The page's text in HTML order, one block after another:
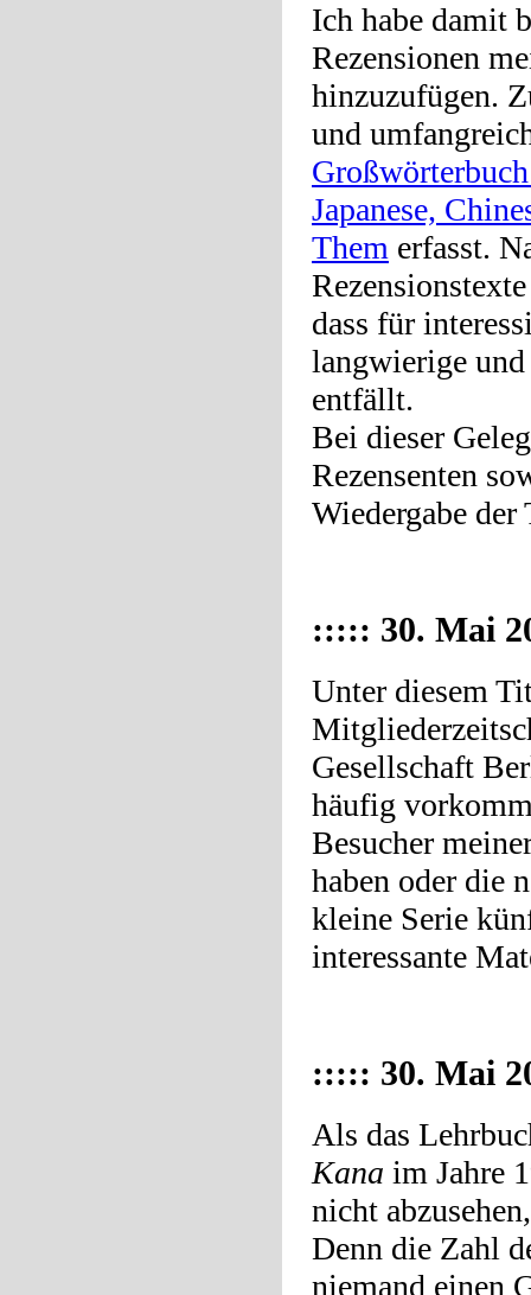
Ich habe damit
Rezensionen
hinzuzufügen.
und
Japanese,
Them erfasst.
dass für
langwierige
entfällt.
Bei dieser
Rezensenten
Wiedergabe der
::::: 30. Mai
Unter diesem
Gesellschaft
häufig
Besucher
haben oder die
kleine Serie
interessante
::::: 30. Mai
Als das
Kana im Jahre
nicht
Denn die Zahl
niemand einen